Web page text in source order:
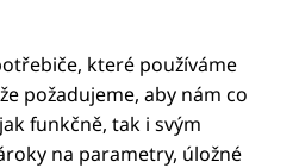
které používáme
požadujeme, aby nám co
funkčně, tak i svým
na parametry, úložné